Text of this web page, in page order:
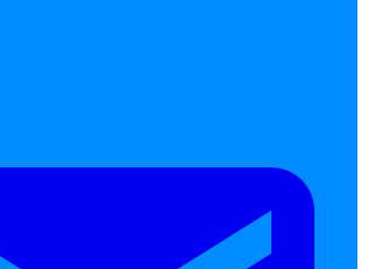
เงินเดือน